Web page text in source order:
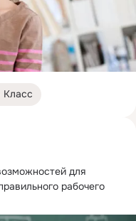
Класс
для
рабочего